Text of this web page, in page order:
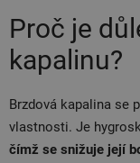
Proč je
kapalinu?
Brzdová kapalina se
vlastnosti. Je
čímž se snižuje její